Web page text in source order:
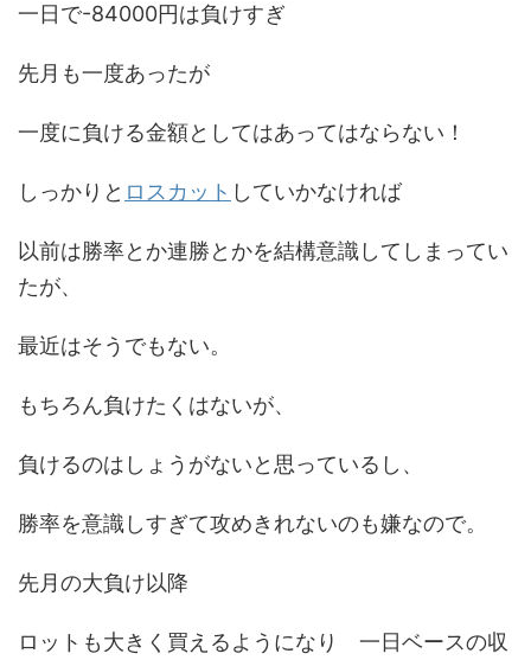
一日で-84000円は負けすぎ
先月も一度あったが
一度に負ける金額としてはあってはならない！
しっかりと ロスカット していかなければ
以前は勝率とか連勝とかを結構意識してしまってい
たが、
最近はそうでもない。
もちろん負けたくはないが、
負けるのはしょうがないと思っているし、
勝率を意識しすぎて攻めきれないのも嫌なので。
先月の大負け以降
ロットも大きく買えるようになり 一日ベースの収